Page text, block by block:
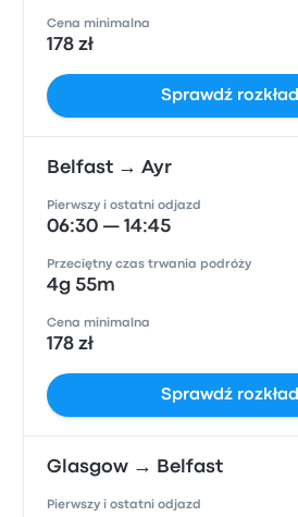
Cena minimalna
178 zł
Sprawdź rozkład
Belfast → Ayr
Pierwszy i ostatni odjazd
06:30 — 14:45
Przeciętny czas trwania podróży
4g 55m
Cena minimalna
178 zł
Sprawdź rozkład
Glasgow → Belfast
Pierwszy i ostatni odjazd